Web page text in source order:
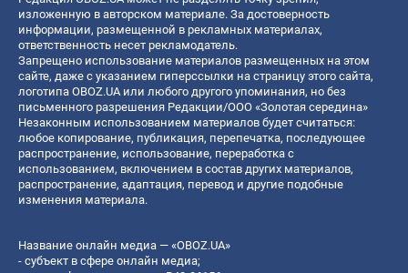
изложенную в авторском материале. За достоверность
информации, размещенной в рекламных материалах,
ответственность несет рекламодатель.
Запрещено использование материалов размещенных на этом
сайте, даже с указанием гиперссылки на страницу этого сайта,
логотипа OBOZ.UA или любого другого упоминания, но без
письменного разрешения Редакции/ООО «Золотая середина»
Незаконным использованием материалов будет считаться:
любое копирование, публикация, перепечатка, последующее
распространение, использование, переработка с
использованием, включением в состав других материалов,
распространение, адаптация, перевод и другие подобные
изменения материала.
Название онлайн медиа — «OBOZ.UA»
- субъект в сфере онлайн медиа;